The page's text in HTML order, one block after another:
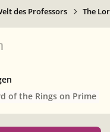
des Professors The
of the Rings on Prime